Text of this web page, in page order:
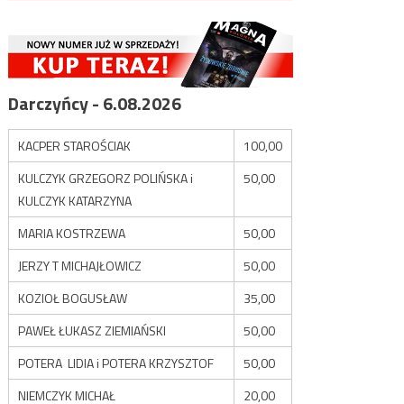
Darczyńcy - 6.08.2026
KACPER STAROŚCIAK
100,00
KULCZYK GRZEGORZ POLIŃSKA i
KULCZYK KATARZYNA
50,00
MARIA KOSTRZEWA
50,00
JERZY T MICHAJŁOWICZ
50,00
KOZIOŁ BOGUSŁAW
35,00
PAWEŁ ŁUKASZ ZIEMIAŃSKI
50,00
POTERA LIDIA i POTERA KRZYSZTOF
50,00
NIEMCZYK MICHAŁ
20,00